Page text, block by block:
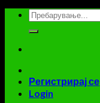
Регистрирај се
Login